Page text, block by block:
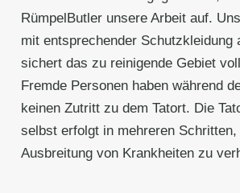
RümpelButler unsere Arbeit auf.
mit entsprechender Schutzkleidung
sichert das zu reinigende Gebiet
Fremde Personen haben während
keinen Zutritt zu dem Tatort. Die
selbst erfolgt in mehreren Schritten,
Ausbreitung von Krankheiten zu